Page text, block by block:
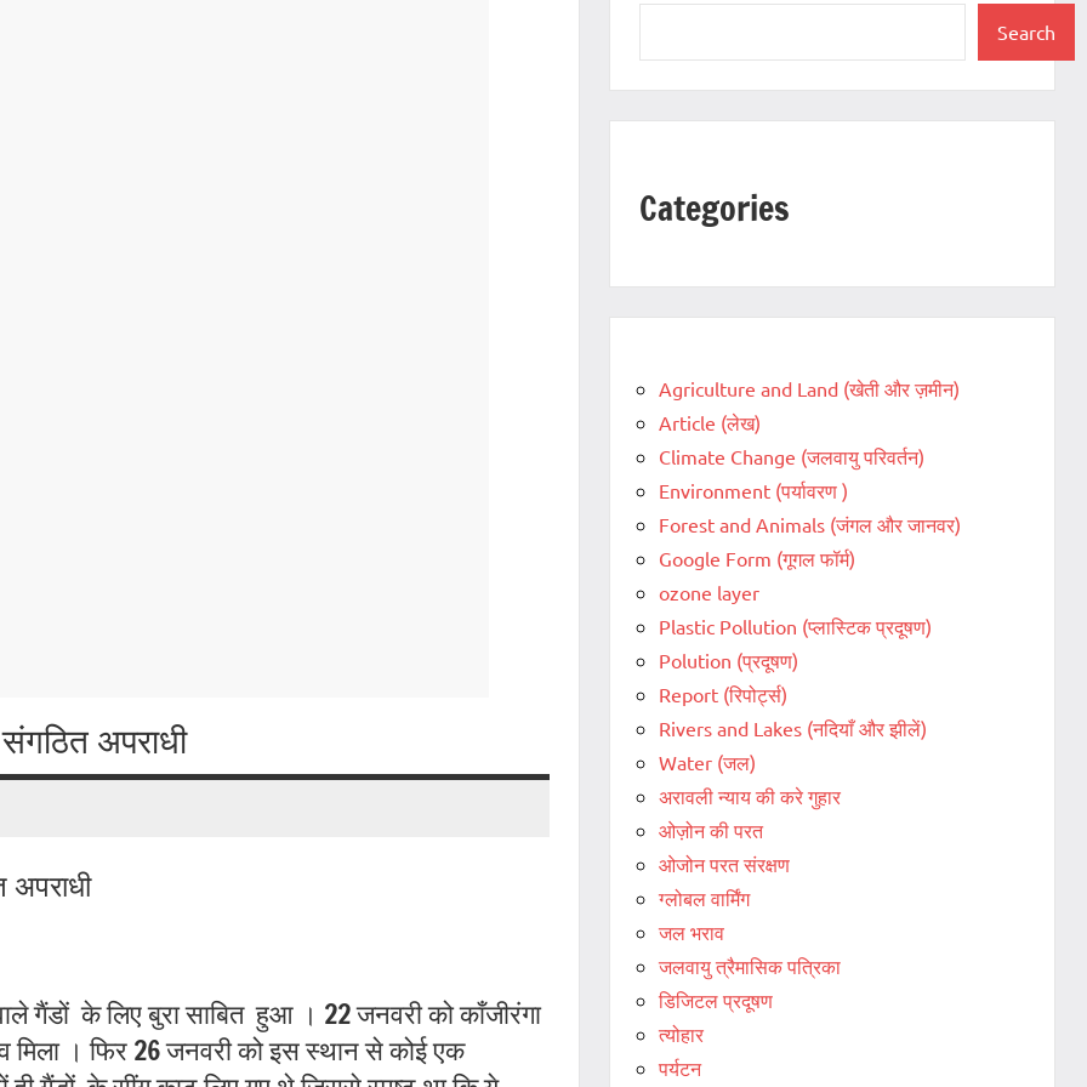
अपराधी
गैंडों के लिए बुरा साबित हुआ । 22 जनवरी को काँजीरंगा
मिला । फिर 26 जनवरी को इस स्थान से कोई एक
Search
Categories
Agriculture and Land (खेती और ज़मीन)
Article (लेख)
Climate Change (जलवायु परिवर्तन)
Environment (पर्यावरण )
Forest and Animals (जंगल और जानवर)
Google Form (गूगल फॉर्म)
ozone layer
Plastic Pollution (प्लास्टिक प्रदूषण)
Polution (प्रदूषण)
Report (रिपोर्ट्स)
Rivers and Lakes (नदियाँ और झीलें)
Water (जल)
अरावली न्याय की करे गुहार
ओज़ोन की परत
ओजोन परत संरक्षण
ग्लोबल वार्मिंग
जल भराव
जलवायु त्रैमासिक पत्रिका
डिजिटल प्रदूषण
त्योहार
पर्यटन